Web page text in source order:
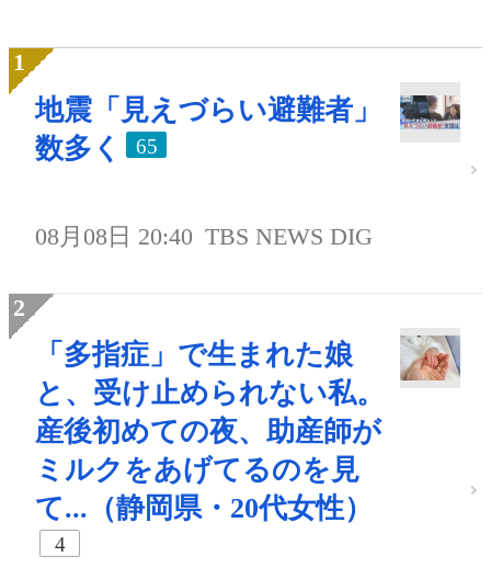
地震「見えづらい避難者」
数多く
65
08月08日 20:40 TBS NEWS DIG
「多指症」で生まれた娘
と、受け止められない私。
産後初めての夜、助産師が
ミルクをあげてるのを見
て...（静岡県・20代女性）
4